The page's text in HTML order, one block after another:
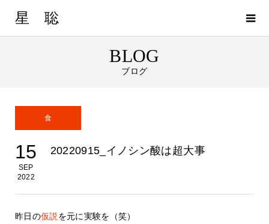
星 聡
BLOG
ブログ
食
15
SEP
2022
20220915_イノシン酸は超大事
昨日の仮説 を元に実験を（笑）